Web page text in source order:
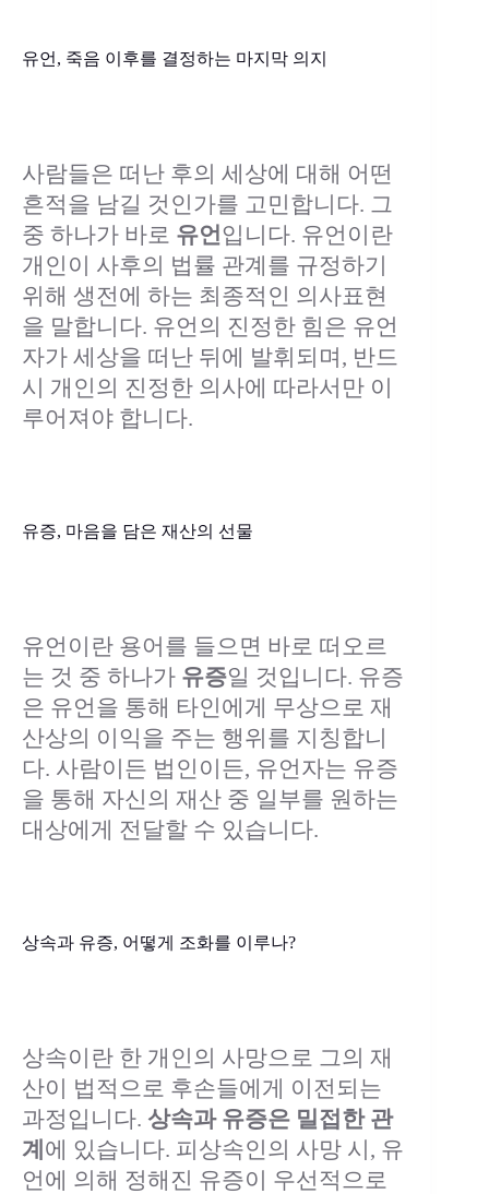
유언, 죽음 이후를 결정하는 마지막 의지
사람들은 떠난 후의 세상에 대해 어떤
흔적을 남길 것인가를 고민합니다. 그
중 하나가 바로 유언입니다. 유언이란
개인이 사후의 법률 관계를 규정하기
위해 생전에 하는 최종적인 의사표현
을 말합니다. 유언의 진정한 힘은 유언
자가 세상을 떠난 뒤에 발휘되며, 반드
시 개인의 진정한 의사에 따라서만 이
루어져야 합니다.
유증, 마음을 담은 재산의 선물
유언이란 용어를 들으면 바로 떠오르
는 것 중 하나가 유증일 것입니다. 유증
은 유언을 통해 타인에게 무상으로 재
산상의 이익을 주는 행위를 지칭합니
다. 사람이든 법인이든, 유언자는 유증
을 통해 자신의 재산 중 일부를 원하는
대상에게 전달할 수 있습니다.
상속과 유증, 어떻게 조화를 이루나?
상속이란 한 개인의 사망으로 그의 재
산이 법적으로 후손들에게 이전되는
과정입니다. 상속과 유증은 밀접한 관
계 에 있습니다. 피상속인의 사망 시, 유
언에 의해 정해진 유증이 우선적으로